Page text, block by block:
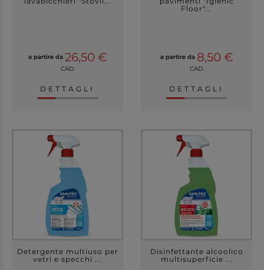
a partire da 26,50 €
CAD.
DETTAGLI
Floor"...
a partire da 8,50 €
CAD.
DETTAGLI
Detergente multiuso per
vetri e specchi ...
Disinfettante alcoolico
multisuperficie ...